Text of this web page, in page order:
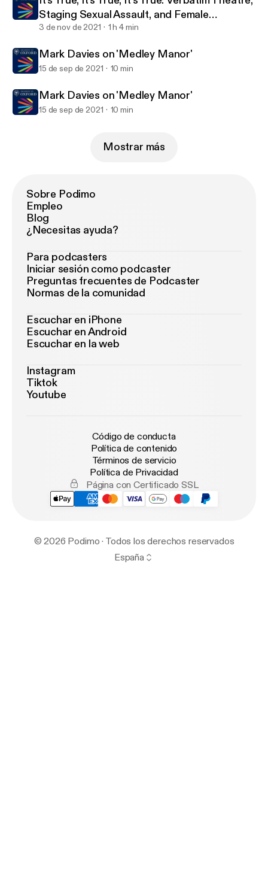
Dr Sos Eltis
Staging Sexual Assault, and Female
Representation in the Arts
3 de nov de 2021 1 h 4 min
Mark Davies on 'Medley Manor'
15 de sep de 2021 10 min
Mark Davies on 'Medley Manor'
15 de sep de 2021 10 min
Mostrar más
Sobre Podimo
Empleo
Blog
¿Necesitas ayuda?
Para podcasters
Iniciar sesión como podcaster
Preguntas frecuentes de Podcaster
Normas de la comunidad
Escuchar en iPhone
Escuchar en Android
Escuchar en la web
Instagram
Tiktok
Youtube
Código de conducta
Política de contenido
Términos de servicio
Política de Privacidad
Página con Certificado SSL
© 2026 Podimo · Todos los derechos reservados
España